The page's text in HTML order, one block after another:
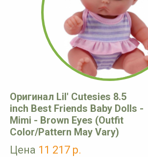
Оригинал Lil' Cutesies 8.5
inch Best Friends Baby Dolls -
Mimi - Brown Eyes (Outfit
Color/Pattern May Vary)
Цена 11 217 р.